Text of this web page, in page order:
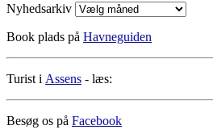
Nyhedsarkiv
Book plads på Havneguiden
Turist i Assens - læs:
Besøg os på Facebook